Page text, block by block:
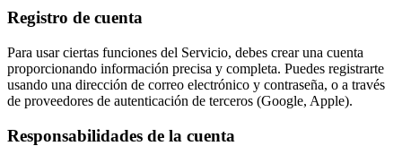
Registro de cuenta
Para usar ciertas funciones del Servicio, debes crear una cuenta
proporcionando información precisa y completa. Puedes registrarte
usando una dirección de correo electrónico y contraseña, o a través
de proveedores de autenticación de terceros (Google, Apple).
Responsabilidades de la cuenta